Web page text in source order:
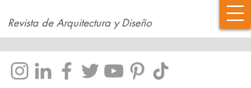
Revista de Arquitectura y Diseño